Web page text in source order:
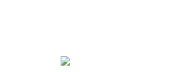
，原计划当日下午返回民宿。但截至傍晚，仍